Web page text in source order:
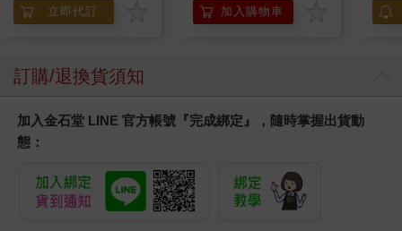
立即代訂 加入購物車
訂購/退換貨須知
加入金石堂 LINE 官方帳號『完成綁定』，隨時掌握出貨動
態：